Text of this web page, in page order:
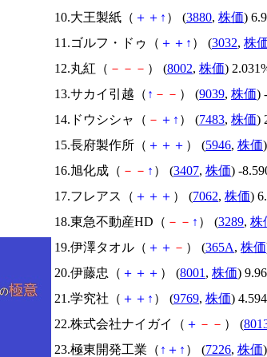
10.大王製紙（ ＋ ＋ ↑ ） (3880, 株価)
11.ゴルフ・ドゥ（ ＋ ＋ ↑ ） (3032, 株
12.丸紅（ － － － ） (8002, 株価)
13.サカイ引越（ ↑ － － ） (9039, 株価)
14.ドウシシャ（ － ＋ ↑ ） (7483, 株価)
15.長府製作所（ ＋ ＋ ＋ ） (5946, 株価
16.旭化成（ － － ↑ ） (3407, 株価) -
17.フレアス（ ＋ ＋ ＋ ） (7062, 株価)
18.東急不動産HD（ － － ↑ ） (3289, 株
19.伊澤タオル（ ＋ ＋ － ） (365A, 株価
20.伊藤忠（ ＋ ＋ ＋ ） (8001 , 株価)
21.学究社（ ＋ ＋ ↑ ） (9769, 株価)
22.株式会社ナイガイ（ ＋ － － ） (
23.極東開発工業（ ↑ ＋ ↑ ） (7226, 株価